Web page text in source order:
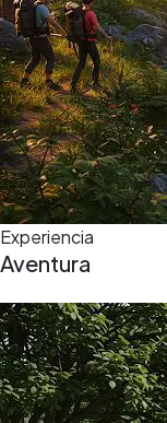
Experiencia
Aventura